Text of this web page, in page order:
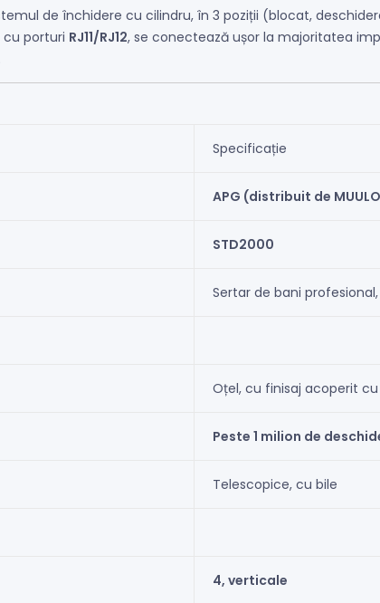
de închidere cu cilindru, în 3 poziții (blocat,
cu porturi RJ11/RJ12, se conectează ușor la majoritatea
Specificație
APG (distribuit de
STD2000
Sertar de bani
Oțel, cu finisaj acoperit
Peste 1 milion de
Telescopice, cu bile
4, verticale